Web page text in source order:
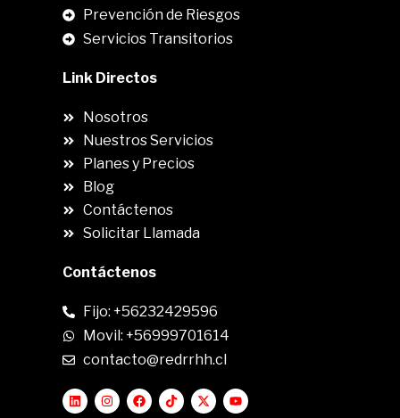
Prevención de Riesgos
Servicios Transitorios
Link Directos
Nosotros
Nuestros Servicios
Planes y Precios
Blog
Contáctenos
Solicitar Llamada
Contáctenos
Fijo: +56232429596
Movil: +56999701614
contacto@redrrhh.cl